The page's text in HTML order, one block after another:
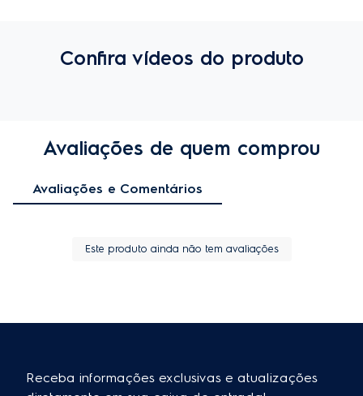
Confira vídeos do produto
Avaliações de quem comprou
Avaliações e Comentários
Este produto ainda não tem avaliações
Receba informações exclusivas e atualizações